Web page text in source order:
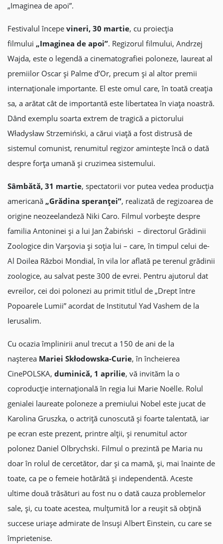
„Imaginea de apoi”.
Festivalul începe vineri, 30 martie, cu proiecția
filmului „Imaginea de apoi”. Regizorul filmului, Andrzej
Wajda, este o legendă a cinematografiei poloneze, laureat al
premiilor Oscar și Palme d’Or, precum și al altor premii
internaționale importante. El este omul care, în toată creația
sa, a arătat cât de importantă este libertatea în viața noastră.
Dând exemplu soarta extrem de tragică a pictorului
Władysław Strzemiński, a cărui viață a fost distrusă de
sistemul comunist, renumitul regizor amintește încă o dată
despre forța umană și cruzimea sistemului.
Sâmbătă, 31 martie, spectatorii vor putea vedea producția
americană „Grădina speranței”, realizată de regizoarea de
origine neozeelandeză Niki Caro. Filmul vorbește despre
familia Antoninei și a lui Jan Żabiński – directorul Grădinii
Zoologice din Varșovia și soția lui – care, în timpul celui de-
Al Doilea Război Mondial, în vila lor aflată pe terenul grădinii
zoologice, au salvat peste 300 de evrei. Pentru ajutorul dat
evreilor, cei doi polonezi au primit titlul de „Drept între
Popoarele Lumii” acordat de Institutul Yad Vashem de la
Ierusalim.
Cu ocazia împlinirii anul trecut a 150 de ani de la
nașterea Mariei Skłodowska-Curie, în încheierea
CinePOLSKA, duminică, 1 aprilie, vă invităm la o
coproducție internațională în regia lui Marie Noëlle. Rolul
genialei laureate poloneze a premiului Nobel este jucat de
Karolina Gruszka, o actriță cunoscută și foarte talentată, iar
pe ecran este prezent, printre alții, și renumitul actor
polonez Daniel Olbrychski. Filmul o prezintă pe Maria nu
doar în rolul de cercetător, dar și ca mamă, și, mai înainte de
toate, ca pe o femeie hotărâtă și independentă. Aceste
ultime două trăsături au fost nu o dată cauza problemelor
sale, și, cu toate acestea, mulțumită lor a reușit să obțină
succese uriașe admirate de însuși Albert Einstein, cu care se
împrietenise.